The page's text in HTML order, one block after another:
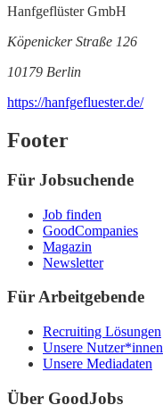
Hanfgeflüster GmbH
Köpenicker Straße 126
10179 Berlin
https://hanfgefluester.de/
Footer
Für Jobsuchende
Job finden
GoodCompanies
Magazin
Newsletter
Für Arbeitgebende
Recruiting Lösungen
Unsere Nutzer*innen
Unsere Mediadaten
Über GoodJobs